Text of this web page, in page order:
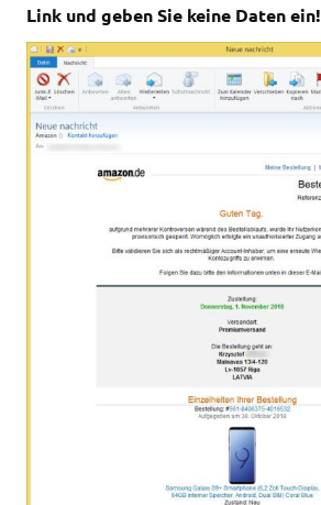
Link und geben Sie keine Daten ein!